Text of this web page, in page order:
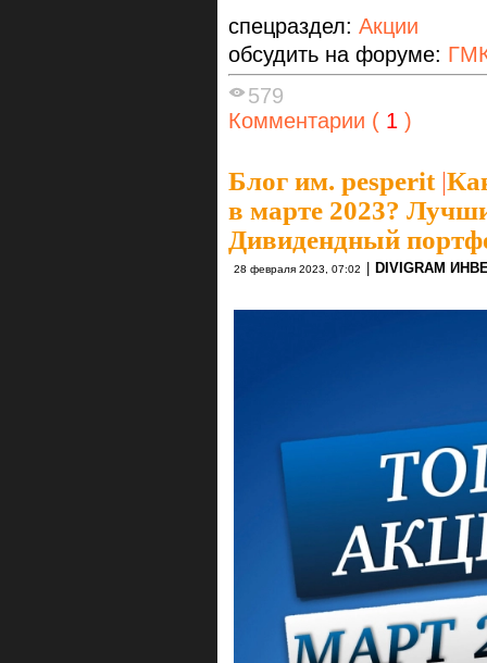
спецраздел: Акции
обсудить на форуме:
579
Комментарии ( 1 )
Блог им. pesperit|
в марте 2023?
Дивидендный
28 февраля 2023, 07:02 DIVIGRAM